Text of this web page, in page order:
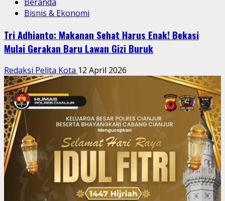
Bisnis & Ekonomi
Tri Adhianto: Makanan Sehat Harus Enak! Bekasi
Mulai Gerakan Baru Lawan Gizi Buruk
Redaksi Pelita Kota 12 April 2026